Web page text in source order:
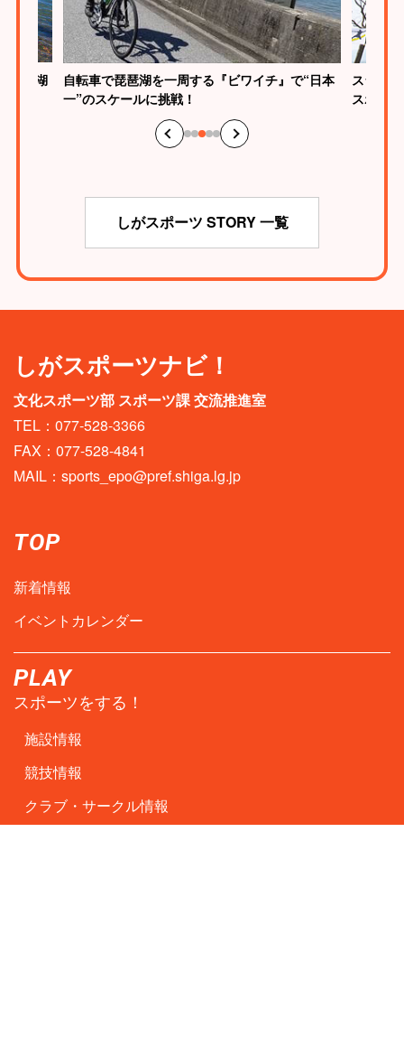
びわ湖
自転車で琵琶湖を一周する『ビワイチ』で“日本
一”のスケールに挑戦！
スラッ
スポー
しがスポーツ STORY 一覧
しがスポーツナビ！
文化スポーツ部 スポーツ課 交流推進室
TEL：077-528-3366
FAX：077-528-4841
MAIL： sports_epo@pref.shiga.lg.jp
TOP
新着情報
イベントカレンダー
PLAY
スポーツをする！
施設情報
競技情報
クラブ・サークル情報